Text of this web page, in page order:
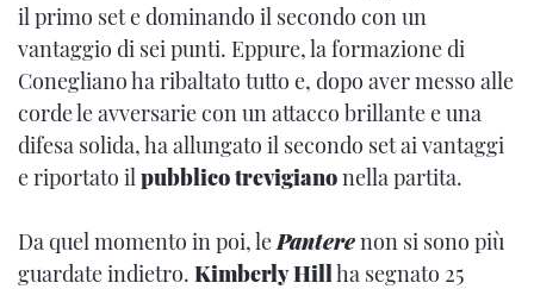
il primo set e dominando il secondo con un
vantaggio di sei punti. Eppure, la formazione di
Conegliano ha ribaltato tutto e, dopo aver messo alle
corde le avversarie con un attacco brillante e una
difesa solida, ha allungato il secondo set ai vantaggi
e riportato il pubblico trevigianonella partita.
Da quel momento in poi, le Panterenon si sono più
guardate indietro. Kimberly Hillha segnato 25